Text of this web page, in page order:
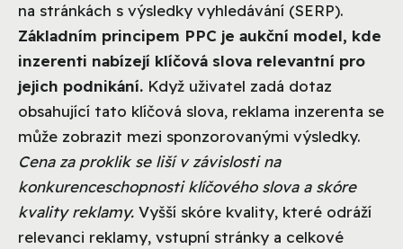
na stránkách s výsledky vyhledávání (SERP).
Základním principem PPC je aukční model, kde
inzerenti nabízejí klíčová slova relevantní pro
jejich podnikání. Když uživatel zadá dotaz
obsahující tato klíčová slova, reklama inzerenta se
může zobrazit mezi sponzorovanými výsledky.
Cena za proklik se liší v závislosti na
konkurenceschopnosti klíčového slova a skóre
kvality reklamy. Vyšší skóre kvality, které odráží
relevanci reklamy, vstupní stránky a celkové